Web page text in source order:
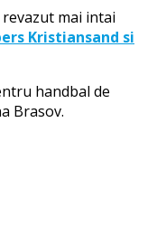
mai intai
Kristiansand si
handbal de
Brasov.